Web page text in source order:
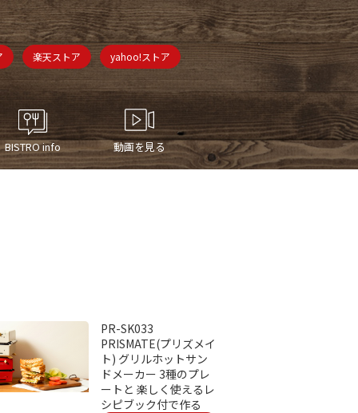
楽天ストア yahoo!ストア
BISTRO info 動画を見る
PR-SK033
PRISMATE(プリズメイ
ト) グリルホットサン
ドメーカー 3種のプレ
ートと 楽しく使えるレ
シピブック付で作る